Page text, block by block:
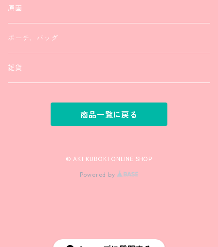
リング
リング
原画
ポーチ、バッグ
雑貨
商品一覧に戻る
© AKI KUBOKI ONLINE SHOP
Powered by